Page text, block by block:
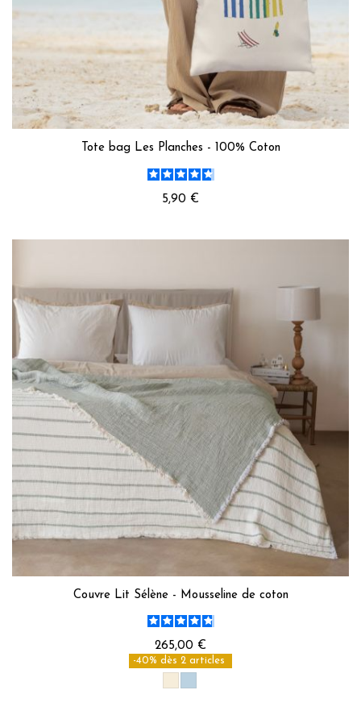
Tote bag Les Planches - 100% Coton
5,90 €
Couvre Lit Sélène - Mousseline de coton
265,00 €
-40% dès 2 articles